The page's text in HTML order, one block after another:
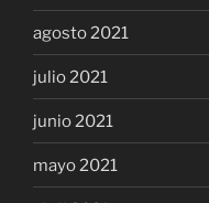
agosto 2021
julio 2021
junio 2021
mayo 2021